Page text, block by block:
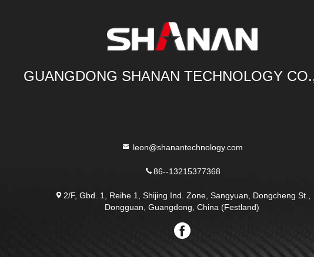
GUANGDONG SHANAN TECHNOLOGY
leon@shanantechnology.com
86--13215377368
2/F, Gbd. 1, Reihe 1, Shijing Ind. Zone, Sangyuan, Dongcheng St.,
Dongguan, Guangdong, China (Festland)